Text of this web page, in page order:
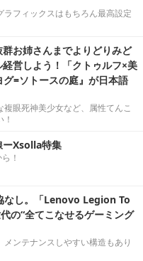
フィックスはもちろん最高設定
お姉さんまでよりどりみど
営しよう！「クトゥルフ×美
=ソトースの庭』が日本語
眼死神美少女など、属性てんこ
ーXsolla特集
！
なし。「Lenovo Legion To
の“全てこなせるゲーミング
ンテナンスしやすい構造もあり